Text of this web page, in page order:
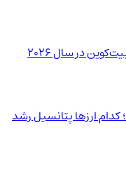
در سال 2026
ارزها پتانسیل رشد